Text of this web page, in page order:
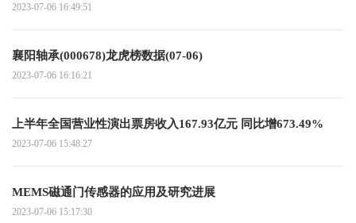
2023-07-06 16:49:51
襄阳轴承(000678)龙虎榜数据(07-06)
2023-07-06 16:16:21
上半年全国营业性演出票房收入167.93亿元 同比增673.49%
2023-07-06 15:48:27
MEMS磁通门传感器的应用及研究进展
2023-07-06 15:17:30